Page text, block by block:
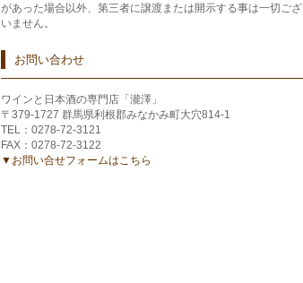
があった場合以外、第三者に譲渡または開示する事は一切ござ
いません。
お問い合わせ
ワインと日本酒の専門店「瀧澤」
〒379-1727 群馬県利根郡みなかみ町大穴814-1
TEL：0278-72-3121
FAX：0278-72-3122
▼お問い合せフォームはこちら